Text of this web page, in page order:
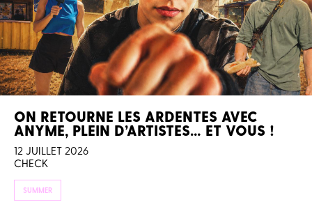
ON RETOURNE LES ARDENTES AVEC
ANYME, PLEIN D’ARTISTES… ET VOUS !
12 JUILLET 2026
CHECK
SUMMER